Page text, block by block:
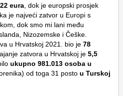
eura , dok je europski prosjek
je najveći zatvor u Europi s
dok smo mi lani među
Nizozemske i Češke.
u Hrvatskoj 2021. bio je 78
zatvora u Hrvatskoj je 5,5
ukupno 981.013 osoba u
od toga 31 posto u Turskoj